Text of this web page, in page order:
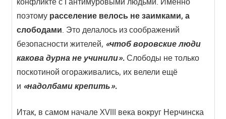
поэтому расселение велось не заимками, а
слободами . Это делалось из соображений
безопасности жителей, «чтоб воровские люди
какова дурна не учинили». Слободы не только
поскотиной огораживались, их велели ещё
и «надолбами крепить».
Итак, в самом начале XVIII века вокруг Нерчинска